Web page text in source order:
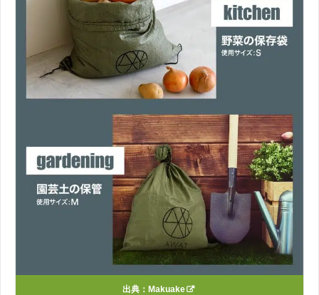
出典： Makuake